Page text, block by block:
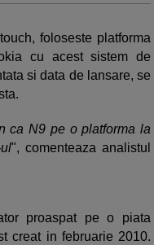
foloseste platforma
cu acest sistem de
si data de lansare, se
ca N9 pe o platforma la
", comenteaza analistul
proaspat pe o piata
creat in februarie 2010.